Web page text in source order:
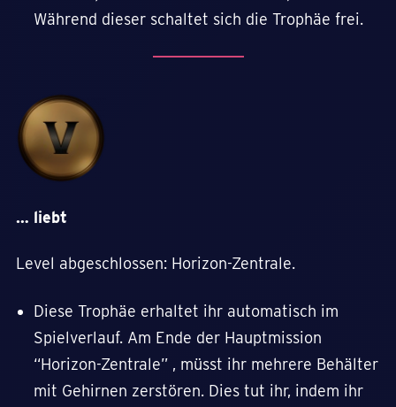
Während dieser schaltet sich die Trophäe frei.
… liebt
Level abgeschlossen: Horizon-Zentrale.
Diese Trophäe erhaltet ihr automatisch im
Spielverlauf. Am Ende der Hauptmission
“Horizon-Zentrale” , müsst ihr mehrere Behälter
mit Gehirnen zerstören. Dies tut ihr, indem ihr